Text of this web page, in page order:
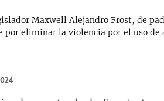
Maxwell Alejandro Frost, de
por eliminar la violencia por el uso de